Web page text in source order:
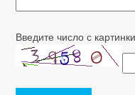
Введите число с